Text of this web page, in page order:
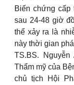
Biến chứng
sau 24-48 giờ
thể xảy ra là
này thời gian
TS.BS.
Thẩm mỹ của
chủ tịch Hội